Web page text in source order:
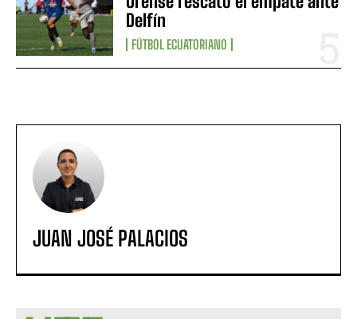
Delfín
FÚTBOL ECUATORIANO
JUAN JOSÉ PALACIOS